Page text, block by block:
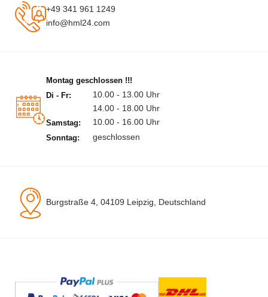
+49 341 961 1249
info@hml24.com
Montag geschlossen !!!
Di - Fr:
10.00 - 13.00 Uhr
14.00 - 18.00 Uhr
Samstag: 10.00 - 16.00 Uhr
Sonntag: geschlossen
Burgstraße 4, 04109 Leipzig, Deutschland